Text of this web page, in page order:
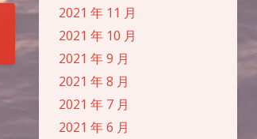
Sans Serif
浅阴影
日落 暗化
2021 年 11 月
2021 年 10 月
2021 年 9 月
2021 年 8 月
2021 年 7 月
2021 年 6 月